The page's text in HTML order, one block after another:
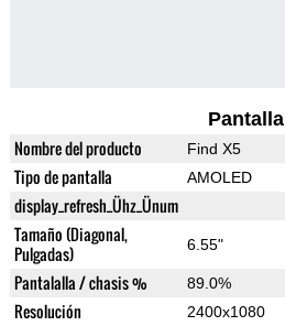
Pantalla
Nombre del producto Find X5
Tipo de pantalla AMOLED
display_refresh_Ühz_Ünum
Tamaño (Diagonal,
Pulgadas)
6.55"
Pantalalla / chasis % 89.0%
Resolución 2400x1080